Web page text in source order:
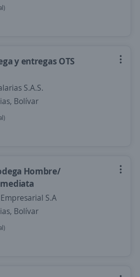
y entregas OTS
S.A.S.
Bolívar
Hombre/
S.A
Bolívar